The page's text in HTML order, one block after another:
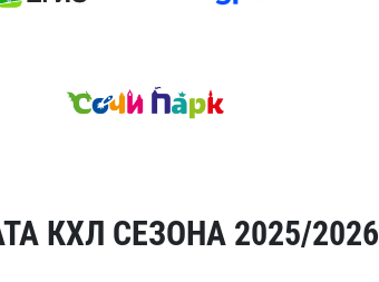
КХЛ СЕЗОНА 2025/2026